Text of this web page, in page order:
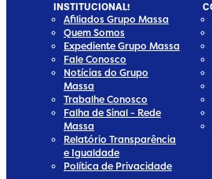
INSTITUCIONAL!
Afiliados Grupo Massa
Quem Somos
Expediente Grupo Massa
Fale Conosco
Notícias do Grupo
Massa
Trabalhe Conosco
Falha de Sinal - Rede
Massa
Relatório Transparência
e Igualdade
Política de Privacidade